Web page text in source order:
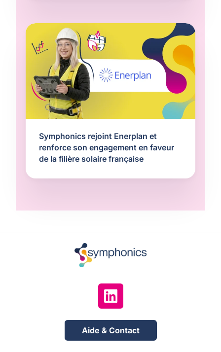
Symphonics rejoint Enerplan et
renforce son engagement en faveur
de la filière solaire française
Aide & Contact